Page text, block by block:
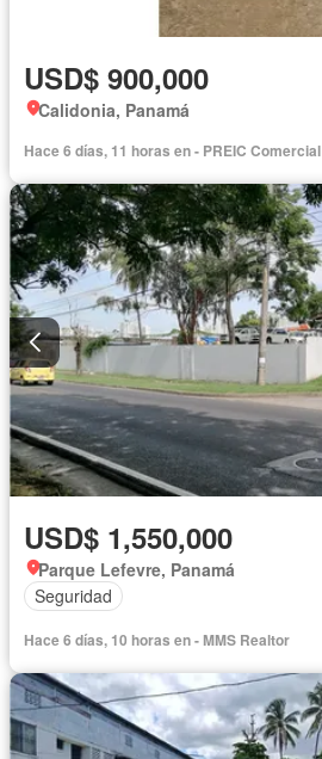
USD$ 900,000
Calidonia, Panamá
Hace 6 días, 11 horas en - PREIC Comercial
USD$ 1,550,000
Parque Lefevre, Panamá
Seguridad
Hace 6 días, 10 horas en - MMS Realtor